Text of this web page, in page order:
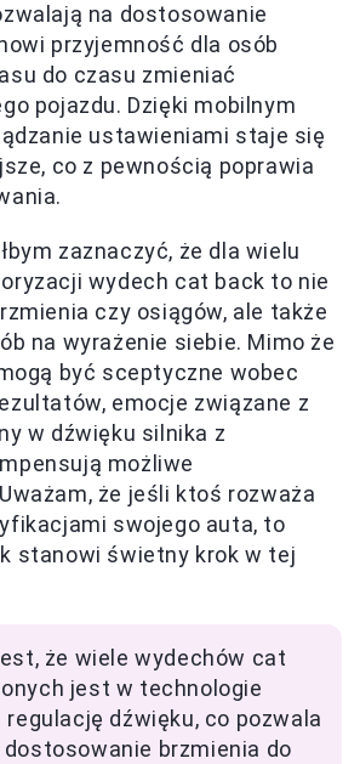
na dostosowanie
przyjemność dla osób
do czasu zmieniać
pojazdu. Dzięki mobilnym
ustawieniami staje się
co z pewnością poprawia
zaznaczyć, że dla wielu
wydech cat back to nie
czy osiągów, ale także
na wyrażenie siebie. Mimo że
być sceptyczne wobec
emocje związane z
w dźwięku silnika z
możliwe
że jeśli ktoś rozważa
swojego auta, to
stanowi świetny krok w tej
że wiele wydechów cat
jest w technologie
dźwięku, co pozwala
brzmienia do